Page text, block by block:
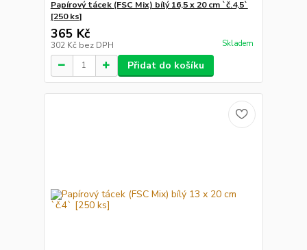
Papírový tácek (FSC Mix) bílý 16,5 x 20 cm `č.4,5`
[250 ks]
365 Kč
302 Kč bez DPH Skladem
Přidat do košíku